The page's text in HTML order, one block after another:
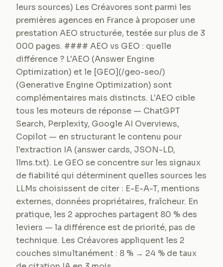
leurs sources) Les Créavores sont parmi les
premières agences en France à proposer une
prestation AEO structurée, testée sur plus de 3
000 pages. #### AEO vs GEO : quelle
différence ? L'AEO (Answer Engine
Optimization) et le [GEO](/geo-seo/)
(Generative Engine Optimization) sont
complémentaires mais distincts. L'AEO cible
tous les moteurs de réponse — ChatGPT
Search, Perplexity, Google AI Overviews,
Copilot — en structurant le contenu pour
l'extraction IA (answer cards, JSON-LD,
llms.txt). Le GEO se concentre sur les signaux
de fiabilité qui déterminent quelles sources les
LLMs choisissent de citer : E-E-A-T, mentions
externes, données propriétaires, fraîcheur. En
pratique, les 2 approches partagent 80 % des
leviers — la différence est de priorité, pas de
technique. Les Créavores appliquent les 2
couches simultanément : 8 % → 24 % de taux